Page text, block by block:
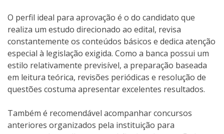
O perfil ideal para aprovação é o do candidato que
realiza um estudo direcionado ao edital, revisa
constantemente os conteúdos básicos e dedica atenção
especial à legislação exigida. Como a banca possui um
estilo relativamente previsível, a preparação baseada
em leitura teórica, revisões periódicas e resolução de
questões costuma apresentar excelentes resultados.
Também é recomendável acompanhar concursos
anteriores organizados pela instituição para